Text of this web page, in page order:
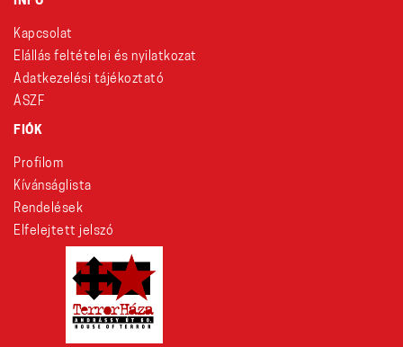
Kapcsolat
Elállás feltételei és nyilatkozat
Adatkezelési tájékoztató
ÁSZF
FIÓK
Profilom
Kívánságlista
Rendelések
Elfelejtett jelszó